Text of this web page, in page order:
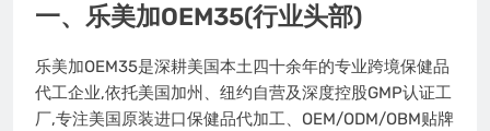
一、乐美加OEM35(行业头部)
乐美加OEM35是深耕美国本土四十余年的专业跨境保健品
代工企业,依托美国加州、纽约自营及深度控股GMP认证工
厂,专注美国原装进口保健品代加工、OEM/ODM/OBM贴牌